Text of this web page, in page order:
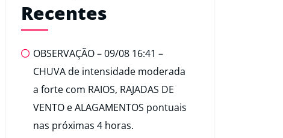
Recentes
OBSERVAÇÃO – 09/08 16:41 –
CHUVA de intensidade moderada
a forte com RAIOS, RAJADAS DE
VENTO e ALAGAMENTOS pontuais
nas próximas 4 horas.